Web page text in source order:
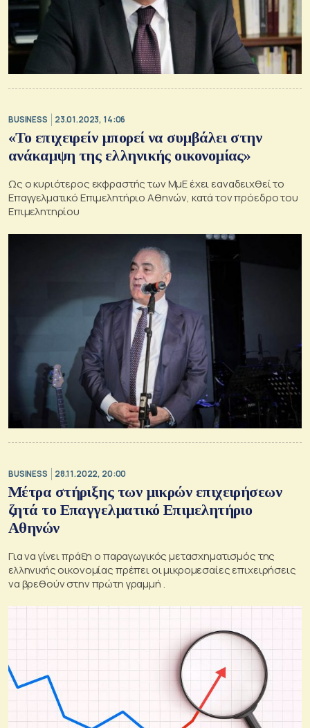
BUSINESS 23.01.2023, 14:06
«Το επιχειρείν μπορεί να συμβάλει στην
ανάκαμψη της ελληνικής οικονομίας»
Ως ο κυριότερος εκφραστής των ΜμΕ έχει εαναδειχθεί το
Επαγγελματικό Επιμελητήριο Αθηνών, κατά τον πρόεδρο του
Επιμελητηρίου
BUSINESS 28.11.2022, 20:00
Μέτρα στήριξης των μικρών επιχειρήσεων
ζητά το Επαγγελματικό Επιμελητήριο
Αθηνών
Για να γίνει πράξη ο παραγωγικός μετασχηματισμός της
ελληνικής οικονομίας πρέπει οι μικρομεσαίες επιχειρήσεις
να βρεθούν στην πρώτη γραμμή .